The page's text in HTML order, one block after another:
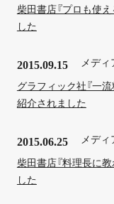
柴田書店『プロも使
した
2015.09.15
メディ
グラフィック社『一
紹介されました
2015.06.25
メディ
柴田書店『料理長に
した